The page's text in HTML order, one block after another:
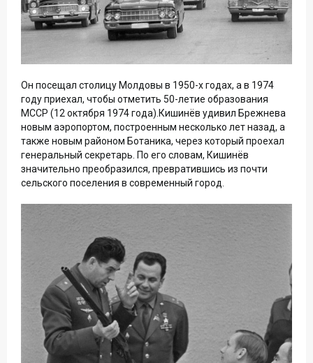
Он посещал столицу Молдовы в 1950-х годах, а в 1974
году приехал, чтобы отметить 50-летие образования
МССР (12 октября 1974 года).Кишинёв удивил Брежнева
новым аэропортом, построенным несколько лет назад, а
также новым районом Ботаника, через который проехал
генеральный секретарь. По его словам, Кишинёв
значительно преобразился, превратившись из почти
сельского поселения в современный город.